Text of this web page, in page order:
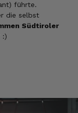
führte.
die selbst
Südtiroler
:)
und werde
7.8.2026
7.8.2026